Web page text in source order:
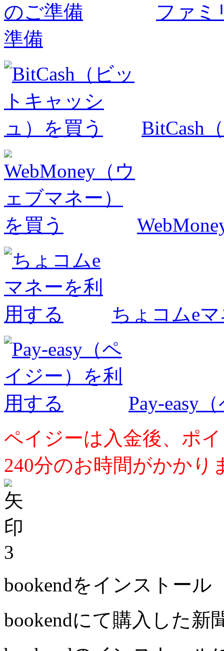
ファミ
準備
BitCash
ちょコムe
Pay-easy
ペイジーは入金後、ポ
240分のお時間がかかり
3
bookendをインストール
bookendにて購入した新